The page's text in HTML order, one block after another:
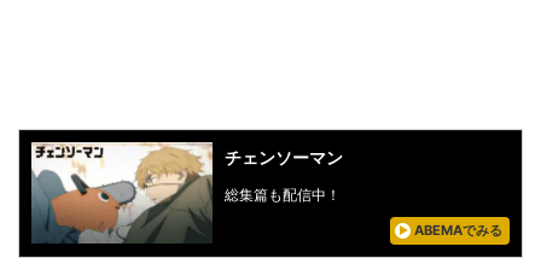
チェンソーマン
総集篇も配信中！
ABEMAでみる